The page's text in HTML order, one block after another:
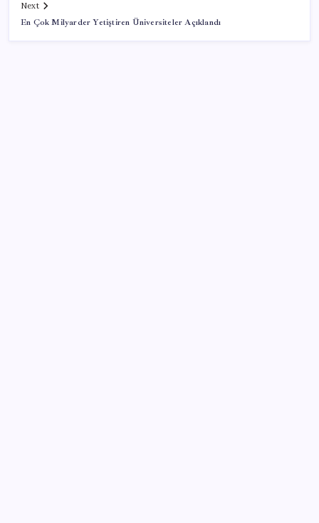
Next
En Çok Milyarder Yetiştiren Üniversiteler Açıklandı